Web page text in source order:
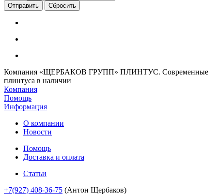
Сбросить
Компания «ЩЕРБАКОВ ГРУПП» ПЛИНТУС. Современные
плинтуса в наличии
Компания
Помощь
Информация
О компании
Новости
Помощь
Доставка и оплата
Статьи
+7(927) 408-36-75 (Антон Щербаков)